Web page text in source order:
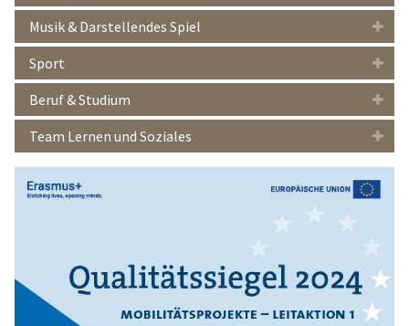
Musik & Darstellendes Spiel
Sport
Beruf & Studium
Team Lernen und Soziales